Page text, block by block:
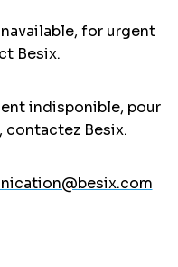
for urgent
Besix.
indisponible, pour
contactez Besix.